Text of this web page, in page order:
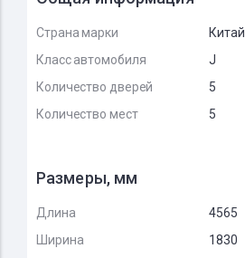
Страна марки
Китай
Класс автомобиля
J
Количество дверей
5
Количество мест
5
Размеры, мм
Длина
4565
Ширина
1830